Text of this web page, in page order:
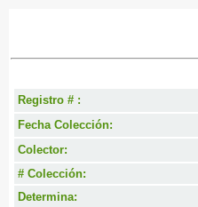
Registro # :
Fecha Colección:
Colector:
# Colección:
Determina: